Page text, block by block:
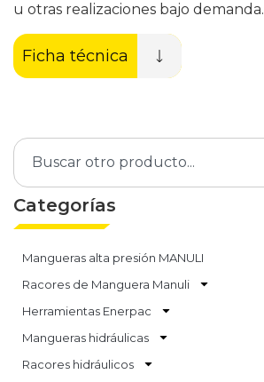
u otras realizaciones bajo demanda.
Ficha técnica
Categorías
Mangueras alta presión MANULI
Racores de Manguera Manuli
Herramientas Enerpac
Mangueras hidráulicas
Racores hidráulicos